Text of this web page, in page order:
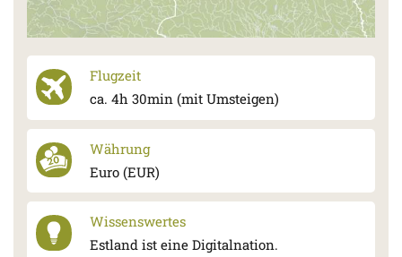
Flugzeit
ca. 4h 30min (mit Umsteigen)
Währung
Euro (EUR)
Wissenswertes
Estland ist eine Digitalnation.